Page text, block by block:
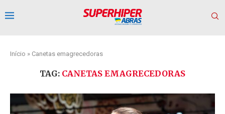
Início » Canetas emagrecedoras
TAG: CANETAS EMAGRECEDORAS